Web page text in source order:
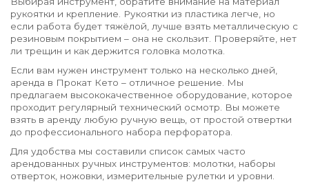
рукоятки и крепление. Рукоятки из пластика легче, но
если работа будет тяжёлой, лучше взять металлическую с
резиновым покрытием – она не скользит. Проверяйте, нет
ли трещин и как держится головка молотка.
Если вам нужен инструмент только на несколько дней,
аренда в Прокат Кето – отличное решение. Мы
предлагаем высококачественное оборудование, которое
проходит регулярный технический осмотр. Вы можете
взять в аренду любую ручную вещь, от простой отвертки
до профессионального наборa перфоратора.
Для удобства мы составили список самых часто
арендованных ручных инструментов: молотки, наборы
отверток, ножовки, измерительные рулетки и уровни.